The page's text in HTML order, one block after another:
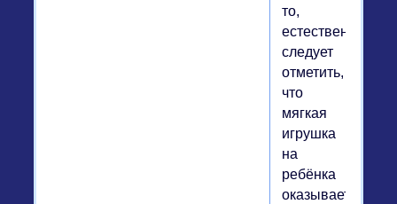
то,
естественно,
следует
отметить,
что
мягкая
игрушка
на
ребёнка
оказывает